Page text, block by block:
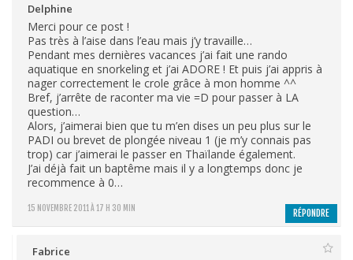
Delphine
15 NOVEMBRE 2011 À 17 H 30 MIN
Merci pour ce post !
Pas très à l’aise dans l’eau mais j’y travaille…
Pendant mes dernières vacances j’ai fait une rando
aquatique en snorkeling et j’ai ADORE ! Et puis j’ai appris à
nager correctement le crole grâce à mon homme ^^
Bref, j’arrête de raconter ma vie =D pour passer à LA
question…
Alors, j’aimerai bien que tu m’en dises un peu plus sur le
PADI ou brevet de plongée niveau 1 (je m’y connais pas
trop) car j’aimerai le passer en Thaïlande également.
J’ai déjà fait un baptême mais il y a longtemps donc je
recommence à 0…
RÉPONDRE
Fabrice